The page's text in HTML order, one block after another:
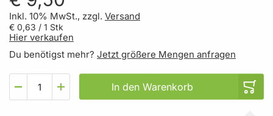
Inkl. 10% MwSt., zzgl. Versand
€ 0,63 / 1 Stk
Hier verkaufen
Du benötigst mehr? Jetzt größere Mengen anfragen
In den Warenkorb